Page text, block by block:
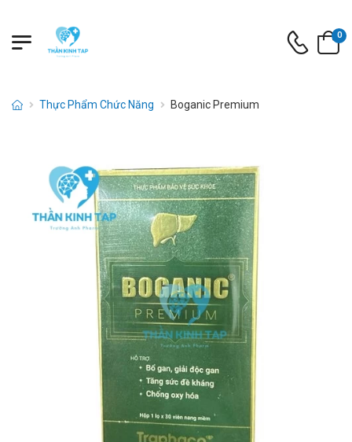
0
Thực Phẩm Chức Năng Boganic Premium